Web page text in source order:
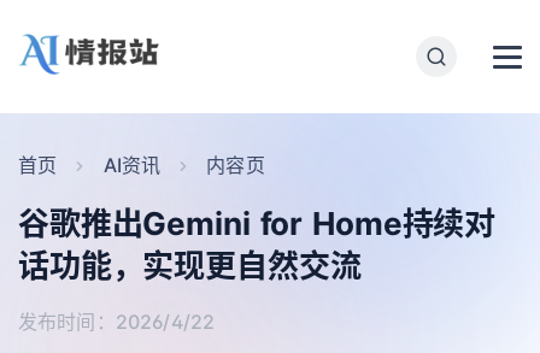
首页 AI资讯 内容页
谷歌推出Gemini for Home持续对
话功能，实现更自然交流
发布时间：2026/4/22